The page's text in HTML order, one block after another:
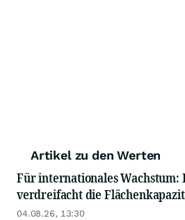
Artikel zu den Werten
Für internationales Wachstum:
verdreifacht die
04.08.26, 13:30